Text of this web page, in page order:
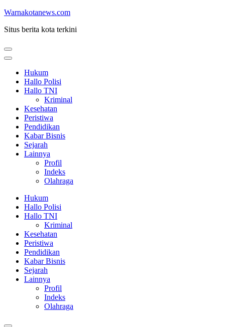
Lompat
konten
Enter)
Warnakotanews.com
Situs berita kota terkini
Hukum
Hallo Polisi
Hallo TNI
Kriminal
Kesehatan
Peristiwa
Pendidikan
Kabar Bisnis
Sejarah
Lainnya
Profil
Indeks
Olahraga
Hukum
Hallo Polisi
Hallo TNI
Kriminal
Kesehatan
Peristiwa
Pendidikan
Kabar Bisnis
Sejarah
Lainnya
Profil
Indeks
Olahraga